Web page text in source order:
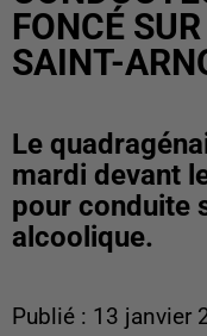
FONCÉ
SAINT-
Le
mardi devant
pour conduite
alcoolique.
Publié : 13 janvier